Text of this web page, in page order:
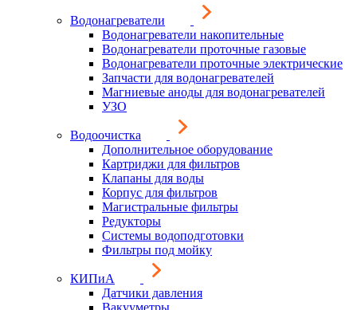
Водонагреватели
Водонагреватели накопительные
Водонагреватели проточные газовые
Водонагреватели проточные электрические
Запчасти для водонагревателей
Магниевые аноды для водонагревателей
УЗО
Водоочистка
Дополнительное оборудование
Картриджи для фильтров
Клапаны для воды
Корпус для фильтров
Магистральные фильтры
Редукторы
Системы водоподготовки
Фильтры под мойку
КИПиА
Датчики давления
Вакууметры